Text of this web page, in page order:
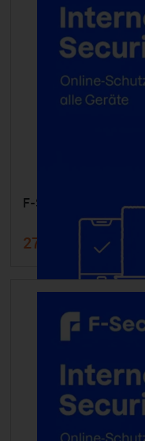
F-SECURE Internet
279,99 € 339,99 €